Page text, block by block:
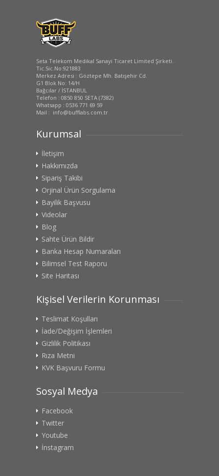
Seta Telekom Medikal Sanayi Ticaret Limited Şirketi.
Tic.Sic.No:921883
Merkez Adresi : Göztepe Mh. Batışehir Cd.
G1 Blok No: 14/H
Bağcılar / İSTANBUL
Telefon : 0850 850 SETA (7382)
Whatsapp : 0536 771 69 59
Mail : info@bufflabs.com.tr
Kurumsal
İletişim
Hakkımızda
Sipariş Takibi
Orjinal Ürün Sorgulama
Bayilik Başvusu
Videolar
Blog
Sahte Ürün Bildir
Banka Hesap Numaraları
Bilimsel Test Raporu
Site Haritası
Kişisel Verilerin Korunması
Teslimat Koşulları
İade/Değişim İşlemleri
Gizlilik Politikası
Rıza Metni
KVK Başvuru Formu
Sosyal Medya
Facebook
Twitter
Youtube
İnstagram